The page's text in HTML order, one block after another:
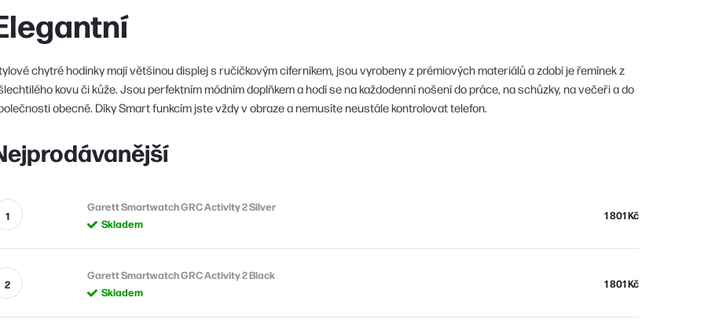
chytré hodinky mají většinou displej s ručičkovým ciferníkem, jsou vyrobeny z prémiových materiálů a zdobí je řemínek z
kovu či kůže. Jsou perfektním módním doplňkem a hodí se na každodenní nošení do práce, na schůzky, na večeři a do
obecně. Díky Smart funkcím jste vždy v obraze a nemusíte neustále kontrolovat telefon.
Garett Smartwatch GRC Activity 2 Silver
Skladem
1 801 Kč
Garett Smartwatch GRC Activity 2 Black
Skladem
1 801 Kč